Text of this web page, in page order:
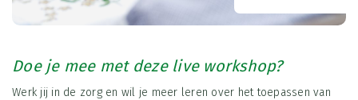
Doe je mee met deze live workshop?
Werk jij in de zorg en wil je meer leren over het toepassen van